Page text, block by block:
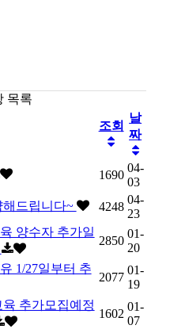
목록
조회
날
짜
1690
04-
03
드립니다~ 4248
04-
23
양수자 추가일
2850
01-
20
1/27일부터 추
2077
01-
19
추가모집예정
1602
01-
07